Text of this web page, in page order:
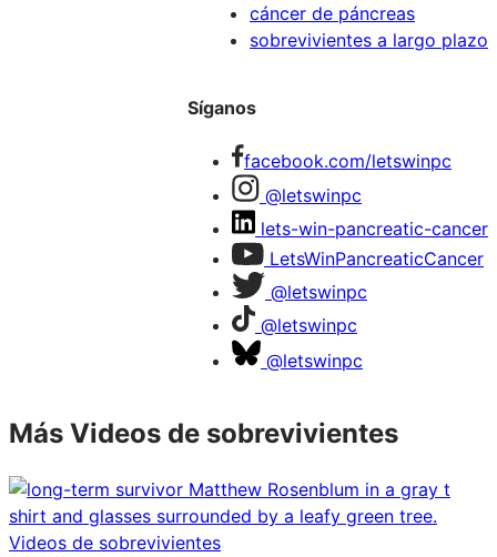
cáncer de páncreas
sobrevivientes a largo plazo
Síganos
facebook.com/letswinpc
@letswinpc
lets-win-pancreatic-cancer
LetsWinPancreaticCancer
@letswinpc
@letswinpc
@letswinpc
Más Videos de sobrevivientes
Videos de sobrevivientes